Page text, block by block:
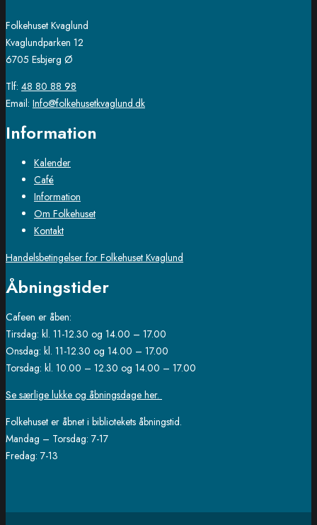
Folkehuset Kvaglund
Kvaglundparken 12
6705 Esbjerg Ø
Tlf: 48 80 88 98
Email: Info@folkehusetkvaglund.dk
Information
Kalender
Café
Information
Om Folkehuset
Kontakt
Handelsbetingelser for Folkehuset Kvaglund
Åbningstider
Cafeen er åben:
Tirsdag: kl. 11-12.30 og 14.00 – 17.00
Onsdag: kl. 11-12.30 og 14.00 – 17.00
Torsdag: kl. 10.00 – 12.30 og 14.00 – 17.00
Se særlige lukke og åbningsdage her.
Folkehuset er åbnet i bibliotekets åbningstid.
Mandag – Torsdag: 7-17
Fredag: 7-13